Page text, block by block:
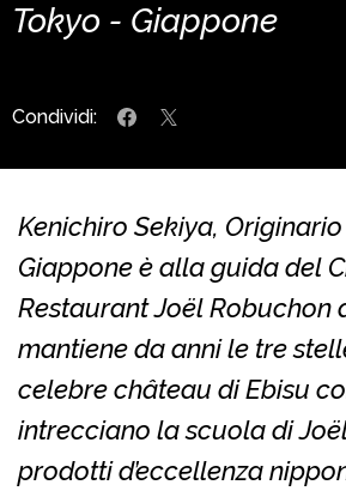
Tokyo - Giappone
Condividi:
Kenichiro Sekiya,
Giappone è alla guida del
Restaurant Joël Robuchon
mantiene da anni le tre
celebre château di Ebisu
intrecciano la scuola di
prodotti d’eccellenza